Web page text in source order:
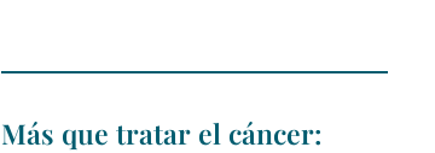
Más que tratar el cáncer: